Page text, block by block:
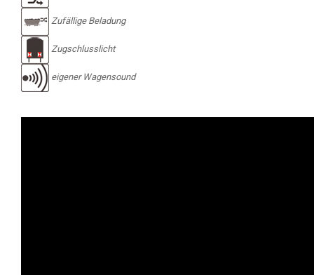
Zufällige Beladung
Zugschlusslicht
eigener Wagensound